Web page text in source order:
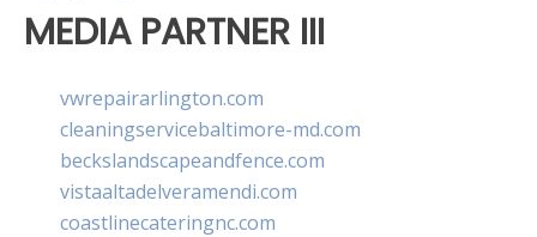
MEDIA PARTNER III
vwrepairarlington.com
cleaningservicebaltimore-md.com
beckslandscapeandfence.com
vistaaltadelveramendi.com
coastlinecateringnc.com